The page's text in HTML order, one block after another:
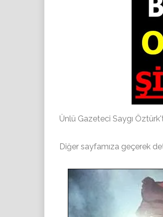
Ünlü Gazeteci Saygı
Diğer sayfamıza geçerek